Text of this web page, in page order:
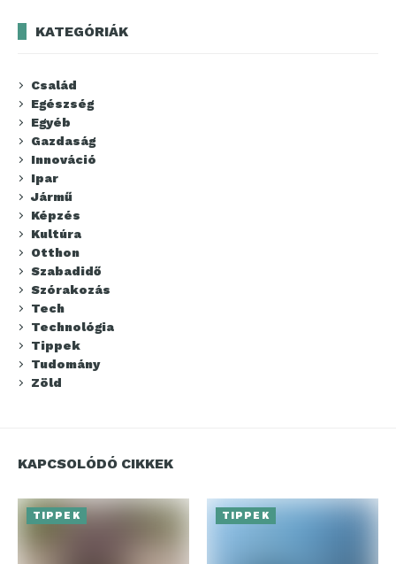
KATEGÓRIÁK
Család
Egészség
Egyéb
Gazdaság
Innováció
Ipar
Jármű
Képzés
Kultúra
Otthon
Szabadidő
Szórakozás
Tech
Technológia
Tippek
Tudomány
Zöld
KAPCSOLÓDÓ CIKKEK
TIPPEK TIPPEK